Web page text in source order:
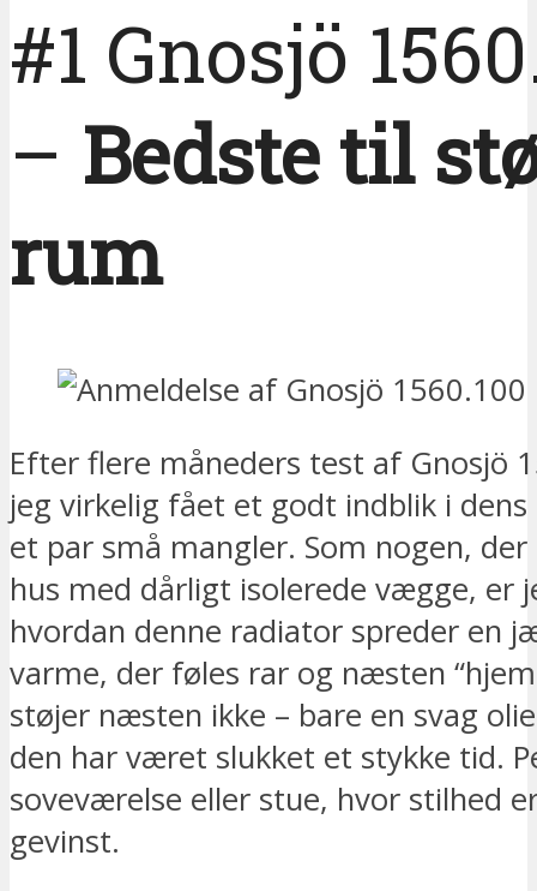
#1 Gnosjö
– Bedste til
rum
Efter flere måneders test af Gnosjö
jeg virkelig fået et godt indblik i
et par små mangler. Som nogen,
hus med dårligt isolerede vægge, er
hvordan denne radiator spreder en
varme, der føles rar og næsten
støjer næsten ikke – bare en svag
den har været slukket et stykke tid.
soveværelse eller stue, hvor stilhed
gevinst.